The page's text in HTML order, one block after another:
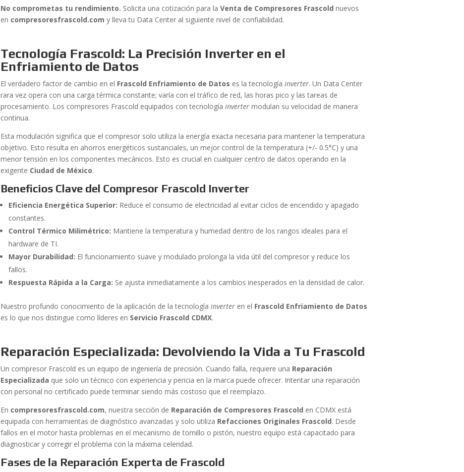
No comprometas tu rendimiento. Solicita una cotización para laVenta de Compresores Frascold nuevos
en compresoresfrascold.com y lleva tu Data Center al siguiente nivel de confiabilidad.
Tecnología Frascold: La Precisión Inverter en el
Enfriamiento de Datos
El verdadero factor de cambio en el Frascold Enfriamiento de Datos es la tecnologíainverter. Un Data Center
rara vez opera con una carga térmica constante; varía con el tráfico de red, las horas pico y las tareas de
procesamiento. Los compresores Frascold equipados con tecnologíainverter modulan su velocidad de manera
continua.
Esta modulación significa que el compresor solo utiliza la energía exacta necesaria para mantener la temperatura
objetivo. Esto resulta en ahorros energéticos sustanciales, un mejor control de la temperatura (+/- 0.5°C) y una
menor tensión en los componentes mecánicos. Esto es crucial en cualquier centro de datos operando en la
exigente Ciudad de México.
Beneficios Clave del Compresor Frascold Inverter
Eficiencia Energética Superior: Reduce el consumo de electricidad al evitar ciclos de encendido y apagado
constantes.
Control Térmico Milimétrico: Mantiene la temperatura y humedad dentro de los rangos ideales para el
hardware de TI.
Mayor Durabilidad: El funcionamiento suave y modulado prolonga la vida útil del compresor y reduce los
fallos.
Respuesta Rápida a la Carga: Se ajusta inmediatamente a los cambios inesperados en la densidad de calor.
Nuestro profundo conocimiento de la aplicación de la tecnologíainverter en el Frascold Enfriamiento de Datos
es lo que nos distingue como líderes en Servicio Frascold CDMX.
Reparación Especializada: Devolviendo la Vida a Tu Frascold
Un compresor Frascold es un equipo de ingeniería de precisión. Cuando falla, requiere una Reparación
Especializada que solo un técnico con experiencia y pericia en la marca puede ofrecer. Intentar una reparación
con personal no certificado puede terminar siendo más costoso que el reemplazo.
En compresoresfrascold.com, nuestra sección de Reparación de Compresores Frascold en CDMX está
equipada con herramientas de diagnóstico avanzadas y solo utiliza Refacciones Originales Frascold. Desde
fallos en el motor hasta problemas en el mecanismo de tornillo o pistón, nuestro equipo está capacitado para
diagnosticar y corregir el problema con la máxima celeridad.
Fases de la Reparación Experta de Frascold